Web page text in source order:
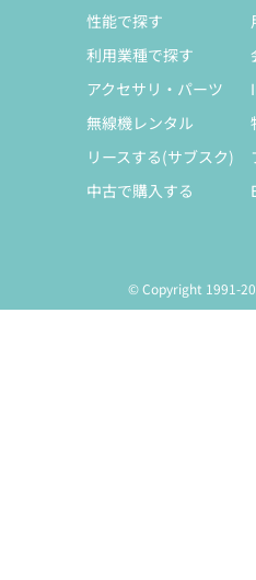
性能で探す
利用業種で探す
アクセサリ・パーツ
無線機レンタル
リースする(サブスク)
中古で購入する
© Copyright 1991-